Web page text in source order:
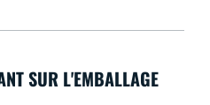
SUR L'EMBALLAGE